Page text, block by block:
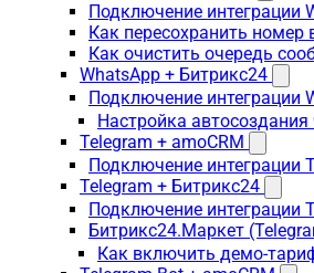
Подключение интеграции
Как пересохранить номер
Как очистить очередь
WhatsApp + Битрикс24
Подключение интеграции
Настройка
Telegram + amoCRM
Подключение интеграции
Telegram + Битрикс24
Подключение интеграции
Битрикс24.Маркет
Как включить демо-